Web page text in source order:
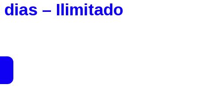
dias – Ilimitado